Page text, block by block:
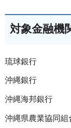
対象金融機
琉球銀行
沖縄銀行
沖縄海邦銀行
沖縄県農業協同組